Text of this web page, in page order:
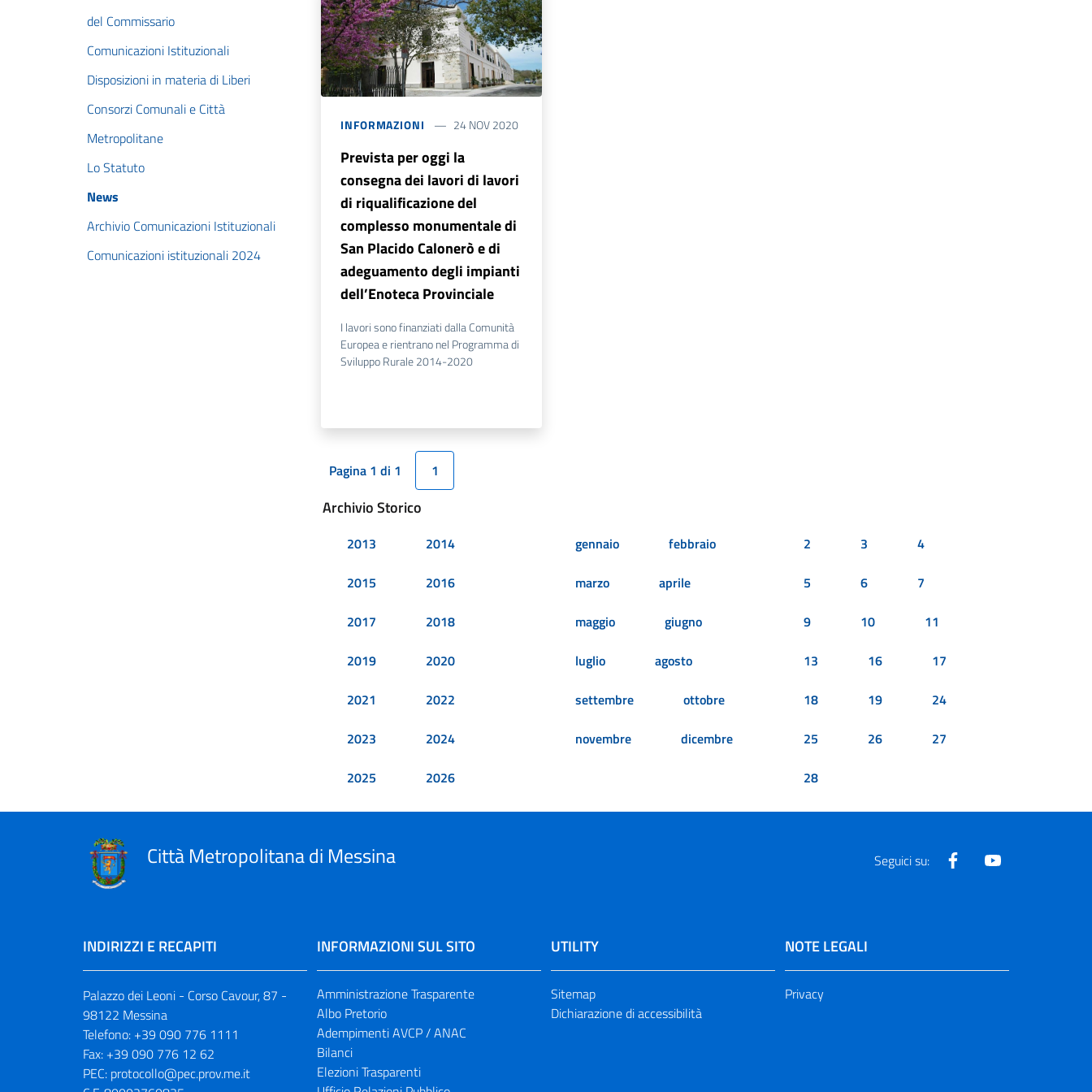
del Commissario
Comunicazioni Istituzionali
Disposizioni in materia di Liberi
Consorzi Comunali e Città
Metropolitane
Lo Statuto
News
Archivio Comunicazioni Istituzionali
Comunicazioni istituzionali 2024
INFORMAZIONI 24 NOV 2020
Prevista per oggi la
consegna dei lavori di lavori
di riqualificazione del
complesso monumentale di
San Placido Calonerò e di
adeguamento degli impianti
dell’Enoteca Provinciale
I lavori sono finanziati dalla Comunità
Europea e rientrano nel Programma di
Sviluppo Rurale 2014-2020
Pagina 1 di 1 1
Archivio Storico
2013
2014
2015
2016
2017
2018
2019
2020
2021
2022
2023
2024
2025
2026
gennaio
febbraio
marzo
aprile
maggio
giugno
luglio
agosto
settembre
ottobre
novembre
dicembre
2 3
4
5
6
7
9
10
11
13
16
17
18
19
24
25
26
27
28
Città Metropolitana di Messina Seguici su: Facebook
INDIRIZZI E RECAPITI
Palazzo dei Leoni - Corso Cavour, 87 -
98122 Messina
Telefono: +39 090 776 1111
Fax: +39 090 776 12 62
PEC: protocollo@pec.prov.me.it
INFORMAZIONI SUL SITO
Amministrazione Trasparente
Albo Pretorio
Adempimenti AVCP / ANAC
Bilanci
Elezioni Trasparenti
UTILITY
Sitemap
Dichiarazione di accessibilità
NOTE LEGALI
Privacy